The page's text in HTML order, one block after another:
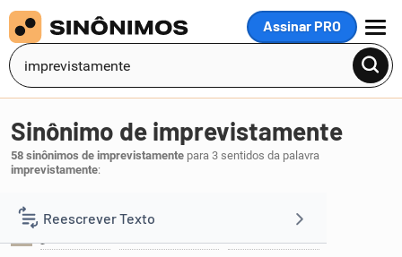
Assinar PRO
MENU
Reescrever Texto
Sinônimo de imprevistamente
58 sinônimos de imprevistamente para 3 sentidos da palavra
imprevistamente:
De modo inesperado e acidental: